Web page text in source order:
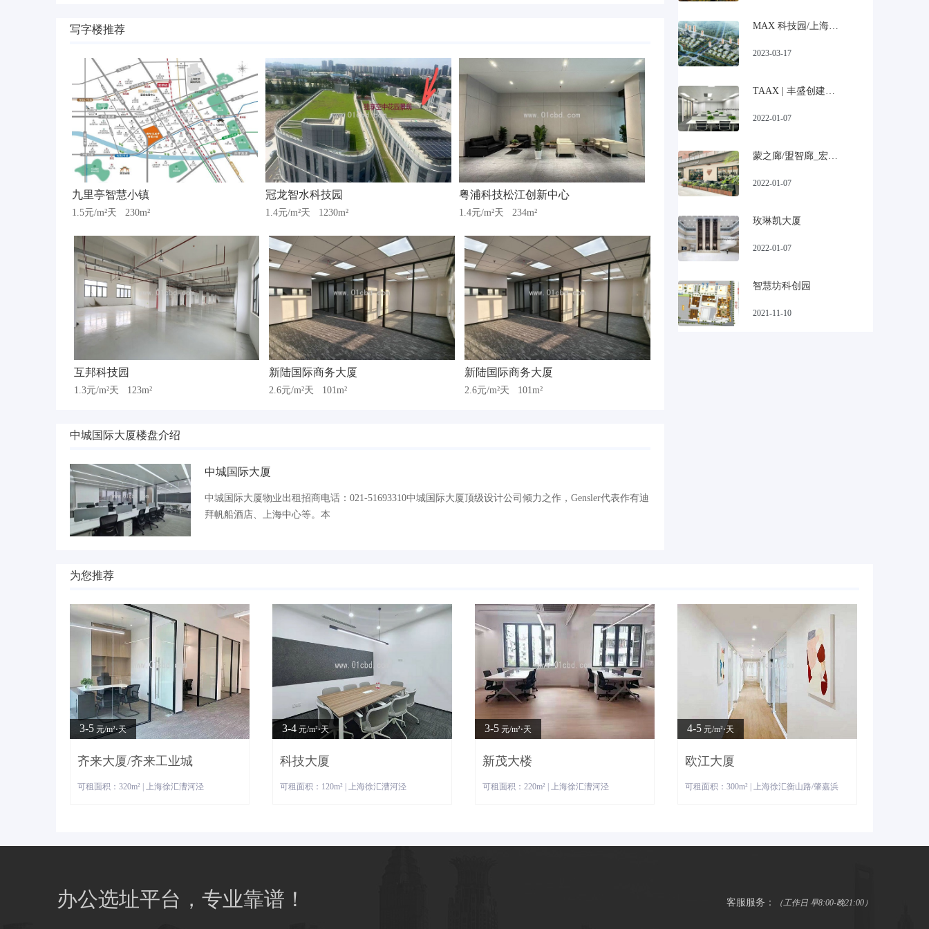
写字楼推荐
九里亭智慧小镇
1.5元/m²天 230m²
冠龙智水科技园
1.4元/m²天 1230m²
粤浦科技松江创新中心
1.4元/m²天 234m²
互邦科技园
1.3元/m²天 123m²
新陆国际商务大厦
2.6元/m²天 101m²
新陆国际商务大厦
2.6元/m²天 101m²
中城国际大厦楼盘介绍
中城国际大厦
中城国际大厦物业出租招商电话：021-51693310中城国际大厦顶级设计公司倾力之作，Gensler代表作有迪
拜帆船酒店、上海中心等。本
MAX 科技园/上海宝山美兰湖科技园招商
2023-03-17
TAAX | 丰盛创建大厦
2022-01-07
蒙之廊/盟智廊_宏慧盟慧园
2022-01-07
玫琳凯大厦
2022-01-07
智慧坊科创园
2021-11-10
为您推荐
3-5 元/m²⋅天
齐来大厦/齐来工业城
可租面积：320m² | 上海徐汇漕河泾
3-4 元/m²⋅天
科技大厦
可租面积：120m² | 上海徐汇漕河泾
3-5 元/m²⋅天
新茂大楼
可租面积：220m² | 上海徐汇漕河泾
4-5 元/m²⋅天
欧江大厦
可租面积：300m² | 上海徐汇衡山路/肇嘉浜
办公选址平台，专业靠谱！ 客服服务： （工作日 早8:00-晚21:00）